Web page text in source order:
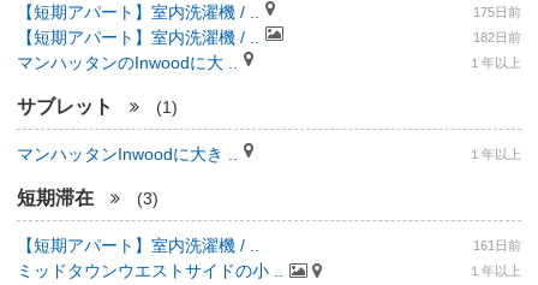
【短期アパート】室内洗濯機 / .. 175日前
【短期アパート】室内洗濯機 / .. 182日前
マンハッタンのInwoodに大 .. １年以上
サブレット (1)
マンハッタンInwoodに大き .. １年以上
短期滞在 (3)
【短期アパート】室内洗濯機 / .. 161日前
ミッドタウンウエストサイドの小 .. １年以上